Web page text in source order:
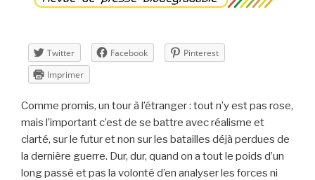
11 »
Twitter Facebook
Pinterest
Imprimer
Comme promis, un tour à l’étranger : tout n’y est pas rose,
mais l’important c’est de se battre avec réalisme et
clarté, sur le futur et non sur les batailles déjà perdues de
la dernière guerre. Dur, dur, quand on a tout le poids d’un
long passé et pas la volonté d’en analyser les forces ni